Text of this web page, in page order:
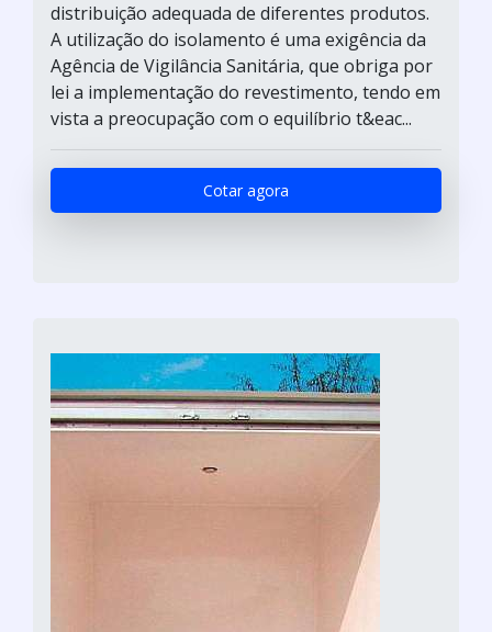
distribuição adequada de diferentes produtos.
A utilização do isolamento é uma exigência da
Agência de Vigilância Sanitária, que obriga por
lei a implementação do revestimento, tendo em
vista a preocupação com o equilíbrio t&eac...
Cotar agora